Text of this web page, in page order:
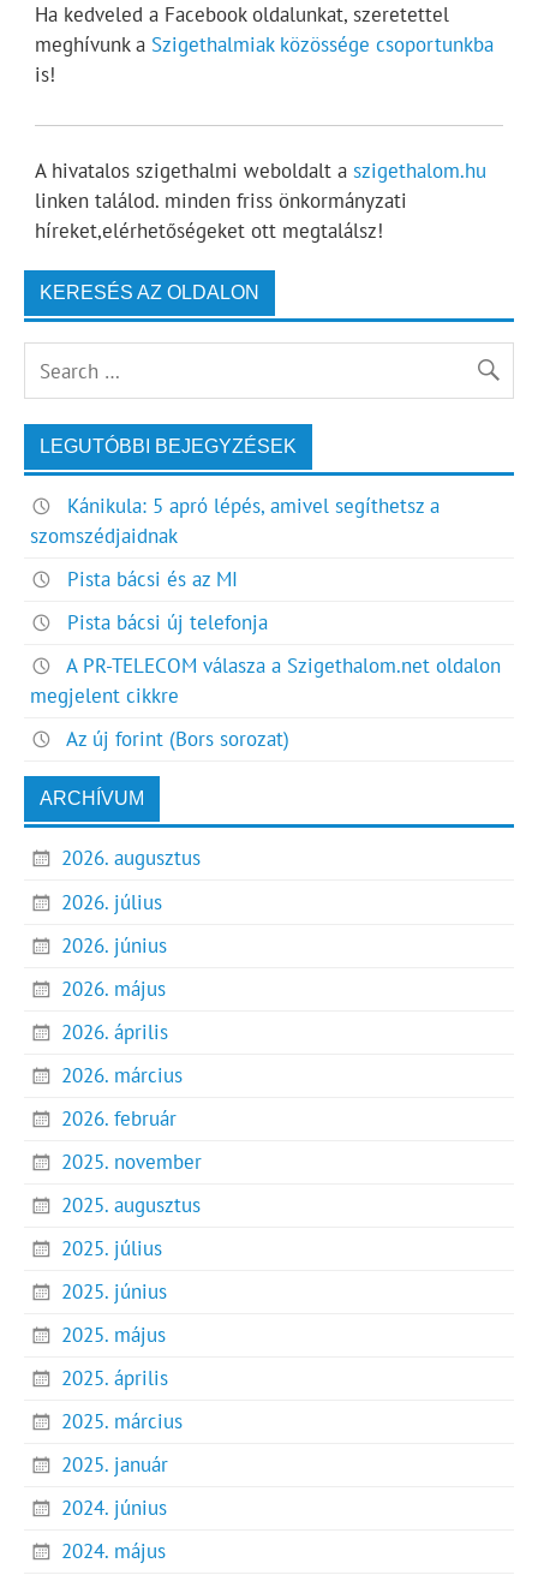
Ha kedveled a Facebook oldalunkat, szeretettel
meghívunk a Szigethalmiak közössége csoportunkba
is!
A hivatalos szigethalmi weboldalt a szigethalom.hu
linken találod. minden friss önkormányzati
híreket,elérhetőségeket ott megtalálsz!
KERESÉS AZ OLDALON
LEGUTÓBBI BEJEGYZÉSEK
Kánikula: 5 apró lépés, amivel segíthetsz a
szomszédjaidnak
Pista bácsi és az MI
Pista bácsi új telefonja
A PR-TELECOM válasza a Szigethalom.net oldalon
megjelent cikkre
Az új forint (Bors sorozat)
ARCHÍVUM
2026. augusztus
2026. július
2026. június
2026. május
2026. április
2026. március
2026. február
2025. november
2025. augusztus
2025. július
2025. június
2025. május
2025. április
2025. március
2025. január
2024. június
2024. május